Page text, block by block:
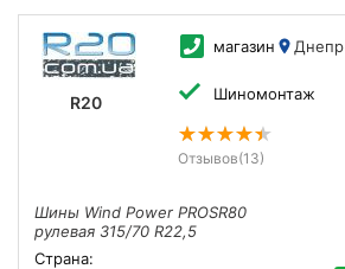
R20
магазин Днепр
Шиномонтаж
Отзывов(13)
Шины Wind Power PROSR80
рулевая 315/70 R22,5
Страна: